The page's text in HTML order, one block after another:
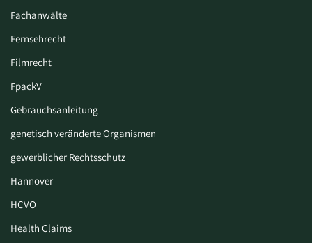
Fachanwälte
Fernsehrecht
Filmrecht
FpackV
Gebrauchsanleitung
genetisch veränderte Organismen
gewerblicher Rechtsschutz
Hannover
HCVO
Health Claims